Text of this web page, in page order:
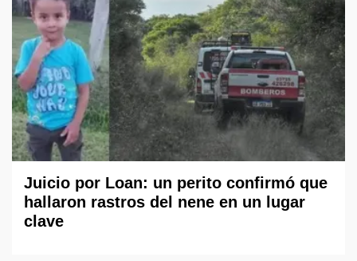
Juicio por Loan: un perito confirmó que
hallaron rastros del nene en un lugar
clave